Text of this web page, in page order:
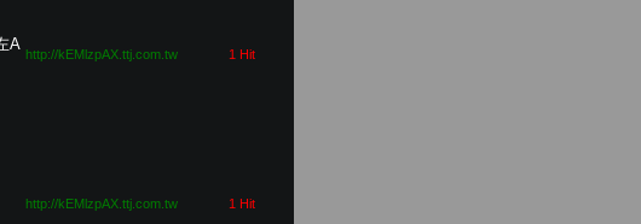
A
http://kEMlzpAX.ttj.com.tw 1 Hit
http://kEMlzpAX.ttj.com.tw 1 Hit